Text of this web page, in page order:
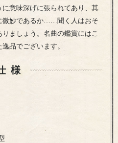
意味深げに張られてあり、其
微妙であるか……聞く人はおそ
ましょう。名曲の鑑賞にはこ
品でございます。
様